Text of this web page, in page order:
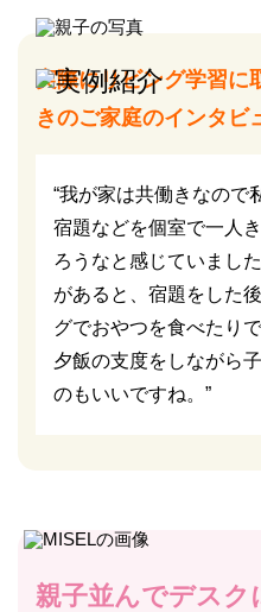
実際にリビング学習に
きのご家庭のインタビ
“我が家は共働きなので
宿題などを個室で一人
ろうなと感じていまし
があると、宿題をした
グでおやつを食べたり
夕飯の支度をしながら
のもいいですね。”
親子並んでデスク